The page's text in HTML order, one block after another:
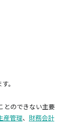
。
とのできない主要
産管理、 財務会計